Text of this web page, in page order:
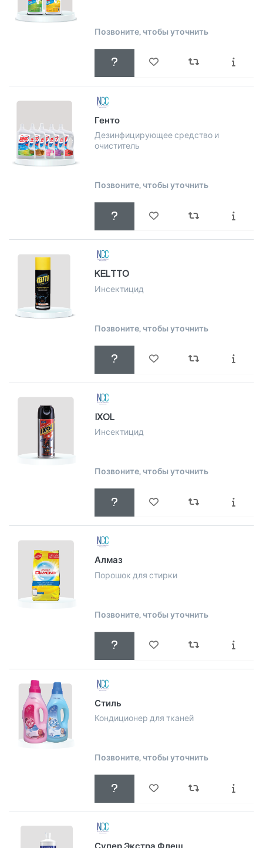
Позвоните, чтобы уточнить
Генто
Дезинфицирующее средство и
очиститель
Позвоните, чтобы уточнить
KELTTO
Инсектицид
Позвоните, чтобы уточнить
IXOL
Инсектицид
Позвоните, чтобы уточнить
Алмаз
Порошок для стирки
Позвоните, чтобы уточнить
Стиль
Кондиционер для тканей
Позвоните, чтобы уточнить